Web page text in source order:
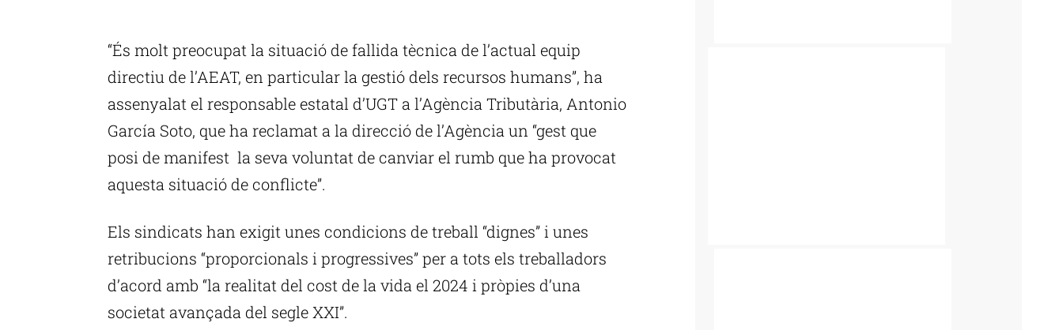
“És molt preocupat la situació de fallida tècnica de l’actual equip
directiu de l’AEAT, en particular la gestió dels recursos humans”, ha
assenyalat el responsable estatal d’UGT a l’Agència Tributària, Antonio
García Soto, que ha reclamat a la direcció de l’Agència un “gest que
posi de manifest la seva voluntat de canviar el rumb que ha provocat
aquesta situació de conflicte”.
Els sindicats han exigit unes condicions de treball “dignes” i unes
retribucions “proporcionals i progressives” per a tots els treballadors
d’acord amb “la realitat del cost de la vida el 2024 i pròpies d’una
societat avançada del segle XXI”.